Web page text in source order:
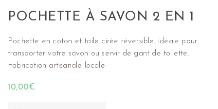
POCHETTE À SAVON 2 EN 1
Pochette en coton et toile cirée réversible, idéale pour
transporter votre savon ou servir de gant de toilette.
Fabrication artisanale locale.
10,00€